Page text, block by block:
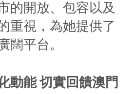
的開放、包容以及
重視，為她提供了
闊平台。
動能 切實回饋澳門